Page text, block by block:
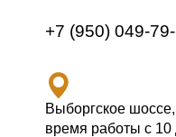
+7 (950) 049-
Выборгское
время работы с 10